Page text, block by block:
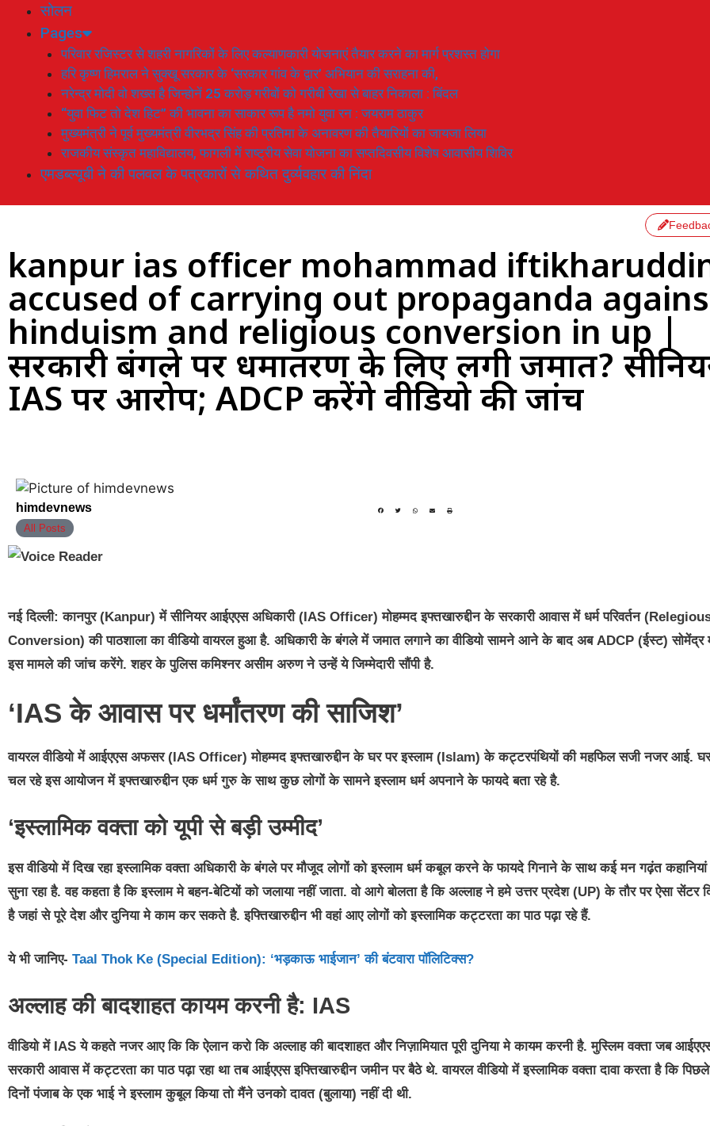
सोलन
Pages
परिवार रजिस्टर से शहरी नागरिकों के लिए कल्याणकारी योजनाएं तैयार करने का मार्ग प्रशस्त होगा
हरि कृष्ण हिमराल ने सुक्खू सरकार के ‘सरकार गांव के द्वार’ अभियान की सराहना की,
नरेन्द्र मोदी वो शख्स है जिन्होनें 25 करोड़ गरीबों को गरीबी रेखा से बाहर निकाला : बिंदल
“युवा फिट तो देश हिट” की भावना का साकार रूप है नमो युवा रन : जयराम ठाकुर
मुख्यमंत्री ने पूर्व मुख्यमंत्री वीरभद्र सिंह की प्रतिमा के अनावरण की तैयारियों का जायजा लिया
राजकीय संस्कृत महाविद्यालय, फागली में राष्ट्रीय सेवा योजना का सप्तदिवसीय विशेष आवासीय शिविर
एमडब्ल्यूबी ने की पलवल के पत्रकारों से कथित दुर्व्यवहार की निंदा
kanpur ias officer mohammad
accused of carrying out propaganda
hinduism and religious conversion in up |
सरकारी बंगले पर धर्मांतरण के लिए लगी जमात?
IAS पर आरोप; ADCP करेंगे वीडियो की जांच
himdevnews
All Posts
नई दिल्ली: कानपुर (Kanpur) में सीनियर आईएएस अधिकारी (IAS Officer) मोहम्मद इफ्तखारुद्दीन के सरकारी आवास में धर्म परिवर्तन
Conversion) की पाठशाला का वीडियो वायरल हुआ है. अधिकारी के बंगले में जमात लगाने का वीडियो सामने आने के बाद अब ADCP (ईस्ट) सोमेंद्र
इस मामले की जांच करेंगे. शहर के पुलिस कमिश्नर असीम अरुण ने उन्हें ये जिम्मेदारी सौंपी है.
‘IAS के आवास पर धर्मांतरण की साजिश’
वायरल वीडियो में आईएएस अफसर (IAS Officer) मोहम्मद इफ्तखारुद्दीन के घर पर इस्लाम (Islam) के कट्टरपंथियों की महफिल सजी नजर आई.
चल रहे इस आयोजन में इफ्तखारुद्दीन एक धर्म गुरु के साथ कुछ लोगों के सामने इस्लाम धर्म अपनाने के फायदे बता रहे है.
‘इस्लामिक वक्ता को यूपी से बड़ी उम्मीद’
इस वीडियो में दिख रहा इस्लामिक वक्ता अधिकारी के बंगले पर मौजूद लोगों को इस्लाम धर्म कबूल करने के फायदे गिनाने के साथ कई मन गढ़ंत कहानियां
सुना रहा है. वह कहता है कि इस्लाम मे बहन-बेटियों को जलाया नहीं जाता. वो आगे बोलता है कि अल्लाह ने हमे उत्तर प्रदेश (UP) के तौर पर ऐसा सेंटर
है जहां से पूरे देश और दुनिया मे काम कर सकते है. इफ्तिखारुद्दीन भी वहां आए लोगों को इस्लामिक कट्टरता का पाठ पढ़ा रहे हैं.
ये भी जानिए- Taal Thok Ke (Special Edition): ‘भड़काऊ भाईजान’ की बंटवारा पॉलिटिक्स?
अल्लाह की बादशाहत कायम करनी है: IAS
वीडियो में IAS ये कहते नजर आए कि कि ऐलान करो कि अल्लाह की बादशाहत और निज़ामियात पूरी दुनिया मे कायम करनी है. मुस्लिम वक्ता जब
सरकारी आवास में कट्टरता का पाठ पढ़ा रहा था तब आईएएस इफ्तिखारुद्दीन जमीन पर बैठे थे. वायरल वीडियो में इस्लामिक वक्ता दावा करता है कि पिछले
दिनों पंजाब के एक भाई ने इस्लाम कुबूल किया तो मैंने उनको दावत (बुलाया) नहीं दी थी.